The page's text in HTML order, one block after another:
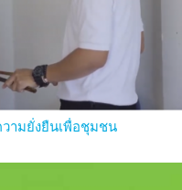
ามยั่งยืนเพื่อชุมชน